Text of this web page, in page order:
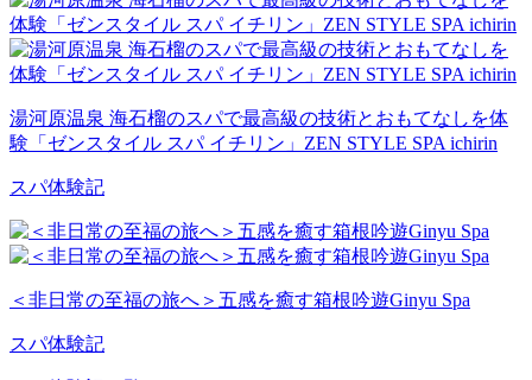
湯河原温泉 海石榴のスパで最高級の技術とおもてなしを体
験「ゼンスタイル スパ イチリン」ZEN STYLE SPA ichirin
スパ体験記
＜非日常の至福の旅へ＞五感を癒す箱根吟遊Ginyu Spa
スパ体験記